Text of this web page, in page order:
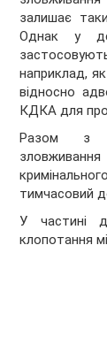
залишає
Однак у
наприклад,
відносно
КДКА для
Разом з
тимчасовий
У частині
клопотання